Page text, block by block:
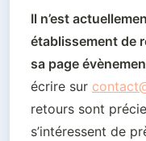
Il n’est
établissement de
sa page
écrire sur
retours sont
s’intéressent de